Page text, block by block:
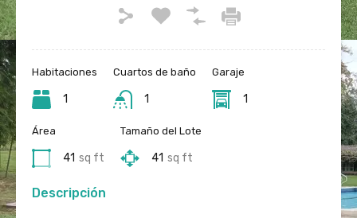
Habitaciones
1
Cuartos de baño
1
Garaje
1
Área
41 sq ft
Tamaño del Lote
41 sq ft
Descripción